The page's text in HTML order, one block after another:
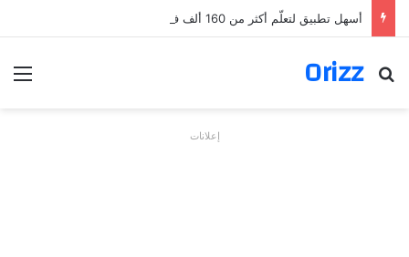
أسهل تطبيق لتعلّم أكثر من 160 ألف فعل بالألمانية
Orizz
بحث عن
إعلانات